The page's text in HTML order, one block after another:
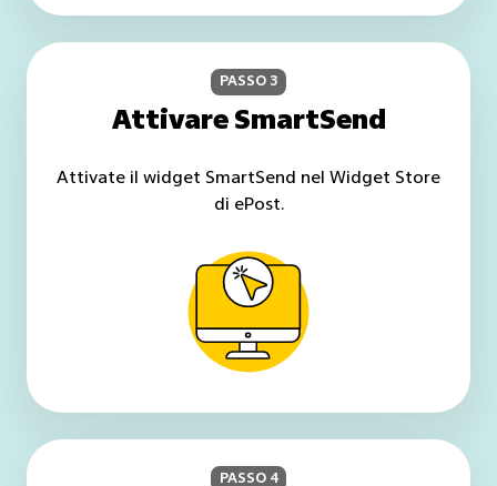
PASSO 3
Attivare SmartSend
Attivate il widget SmartSend nel Widget Store
di ePost.
PASSO 4